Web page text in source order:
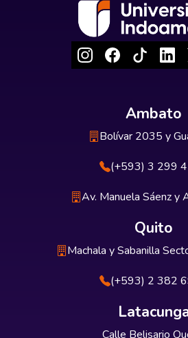
Ambato
Bolívar 2035 y
(+593) 3 299
Av. Manuela Sáenz y
Quito
Machala y Sabanilla
(+593) 2 382
Calle Belisario